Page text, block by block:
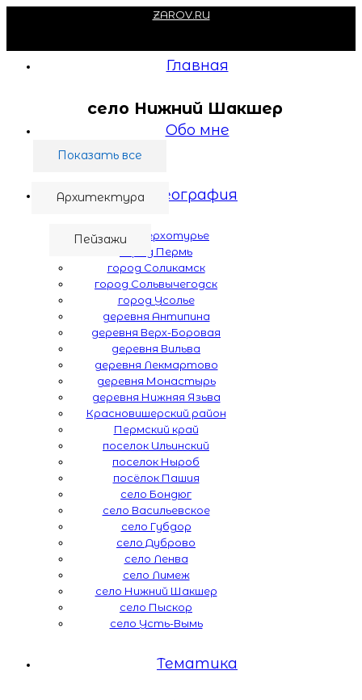
ZAROV.RU
Главная
Обо мне
География
город Верхотурье
город Пермь
город Соликамск
город Сольвычегодск
город Усолье
деревня Антипина
деревня Верх-Боровая
деревня Вильва
деревня Лекмартово
деревня Монастырь
деревня Нижняя Язьва
Красновишерский район
Пермский край
поселок Ильинский
поселок Ныроб
посёлок Пашия
село Бондюг
село Васильевское
село Губдор
село Дуброво
село Ленва
село Лимеж
село Нижний Шакшер
село Пыскор
село Усть-Вымь
Тематика
село Нижний Шакшер
Показать все
Архитектура
Пейзажи